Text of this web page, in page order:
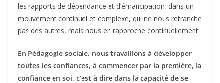
les rapports de dépendance et d’émancipation, dans un
mouvement continuel et complexe, qui ne nous retranche
pas des autres, mais nous en rapproche continuellement.
En Pédagogie sociale, nous travaillons à développer
toutes les confiances, à commencer par la première, la
confiance en soi, c’est à dire dans la capacité de se